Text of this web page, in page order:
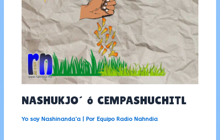
NASHUKJO´ ó CEMPASHUCHITL
Yo soy Nashinanda’a | PorEquipo Radio Nahndia